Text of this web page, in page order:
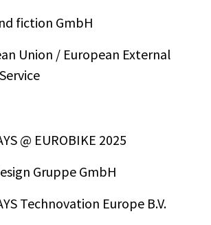
fiction GmbH
Union / European External
@ EUROBIKE 2025
Gruppe GmbH
Technovation Europe B.V.